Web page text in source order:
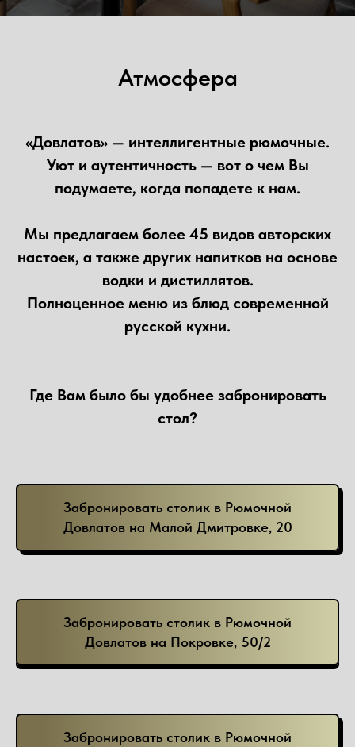
Атмосфера
«Довлатов» — интеллигентные рюмочные.
Уют и аутентичность — вот о чем Вы
подумаете, когда попадете к нам.
Мы предлагаем более 45 видов авторских
настоек, а также других напитков на основе
водки и дистиллятов.
Полноценное меню из блюд современной
русской кухни.
Где Вам было бы удобнее забронировать
стол?
Забронировать столик в Рюмочной
Довлатов на Малой Дмитровке, 20
Забронировать столик в Рюмочной
Довлатов на Покровке, 50/2
Забронировать столик в Рюмочной